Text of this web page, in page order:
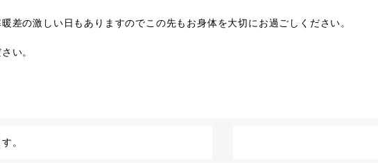
差の激しい日もありますのでこの先もお身体を大切にお過ごしください。
い。
。